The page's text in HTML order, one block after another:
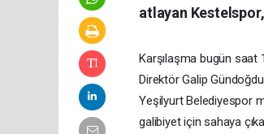
atlayan
Karşılaşma bugün saat
Direktör Galip Gündoğdu
Yeşilyurt Belediyespor
galibiyet için sahaya